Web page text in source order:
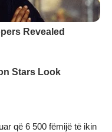
që 6 500 fëmijë të ikin